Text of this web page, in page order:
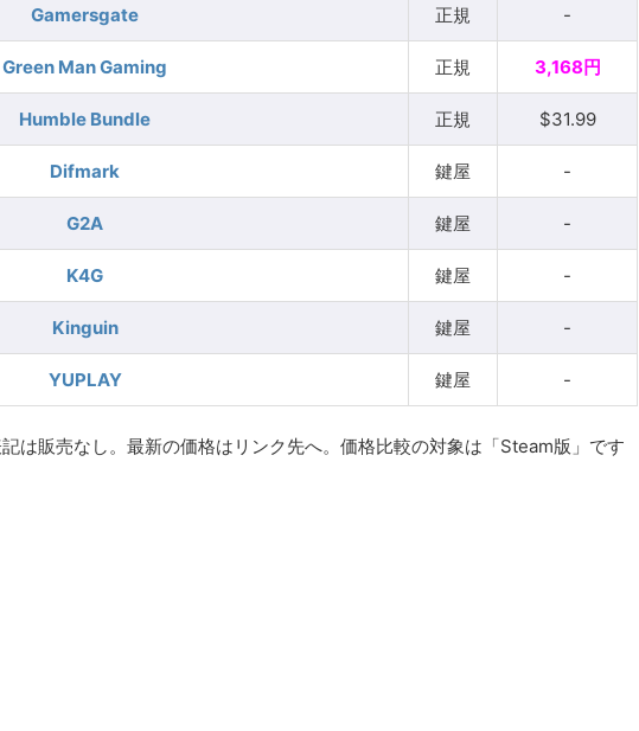
Gamersgate 正規 -
Green Man Gaming 正規 3,168円
Humble Bundle 正規 $31.99
Difmark 鍵屋 -
G2A 鍵屋 -
K4G 鍵屋 -
Kinguin 鍵屋 -
YUPLAY 鍵屋 -
は販売なし。最新の価格はリンク先へ。価格比較の対象は「Steam版」です